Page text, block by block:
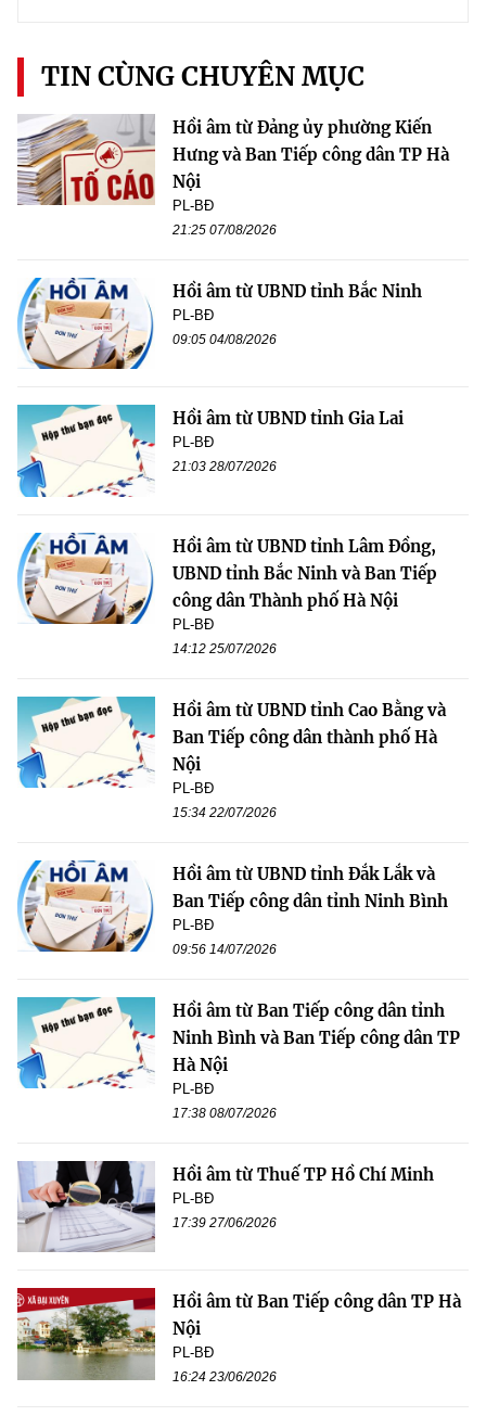
TIN CÙNG CHUYÊN MỤC
Hồi âm từ Đảng ủy phường Kiến
Hưng và Ban Tiếp công dân TP Hà
Nội
PL-BĐ
21:25 07/08/2026
Hồi âm từ UBND tỉnh Bắc Ninh
PL-BĐ
09:05 04/08/2026
Hồi âm từ UBND tỉnh Gia Lai
PL-BĐ
21:03 28/07/2026
Hồi âm từ UBND tỉnh Lâm Đồng,
UBND tỉnh Bắc Ninh và Ban Tiếp
công dân Thành phố Hà Nội
PL-BĐ
14:12 25/07/2026
Hồi âm từ UBND tỉnh Cao Bằng và
Ban Tiếp công dân thành phố Hà
Nội
PL-BĐ
15:34 22/07/2026
Hồi âm từ UBND tỉnh Đắk Lắk và
Ban Tiếp công dân tỉnh Ninh Bình
PL-BĐ
09:56 14/07/2026
Hồi âm từ Ban Tiếp công dân tỉnh
Ninh Bình và Ban Tiếp công dân TP
Hà Nội
PL-BĐ
17:38 08/07/2026
Hồi âm từ Thuế TP Hồ Chí Minh
PL-BĐ
17:39 27/06/2026
Hồi âm từ Ban Tiếp công dân TP Hà
Nội
PL-BĐ
16:24 23/06/2026